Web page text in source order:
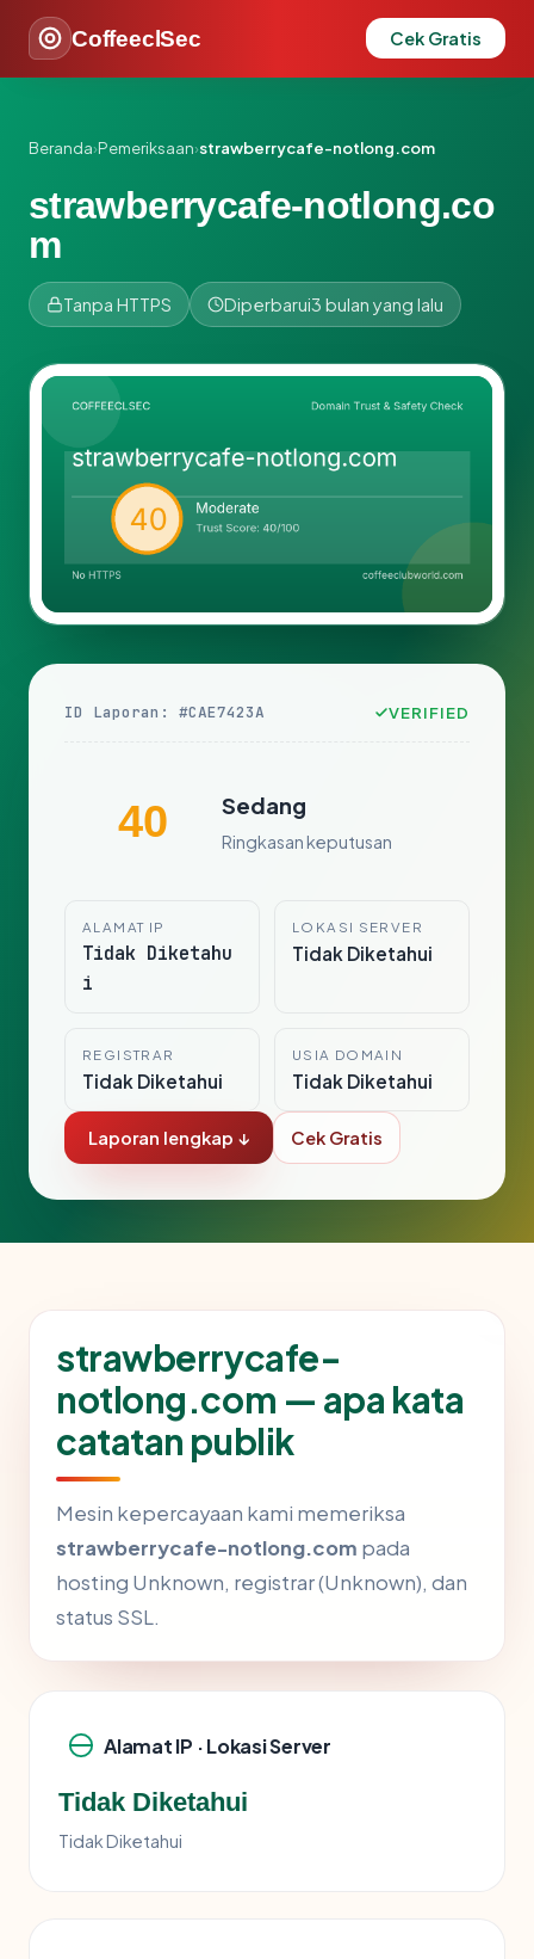
CoffeeclSec Cek Gratis
Beranda›Pemeriksaan›strawberrycafe-notlong.com
strawberrycafe-notlong.co
m
Tanpa HTTPS Diperbarui3 bulan yang lalu
ID Laporan: #CAE7423A VERIFIED
40 Sedang
Ringkasan keputusan
ALAMAT IP
Tidak Diketahu
i
LOKASI SERVER
Tidak Diketahui
REGISTRAR
Tidak Diketahui
USIA DOMAIN
Tidak Diketahui
Laporan lengkap ↓ Cek Gratis
strawberrycafe-
notlong.com — apa kata
catatan publik
Mesin kepercayaan kami memeriksa
strawberrycafe-notlong.com pada
hosting Unknown, registrar (Unknown), dan
status SSL.
Alamat IP · Lokasi Server
Tidak Diketahui
Tidak Diketahui